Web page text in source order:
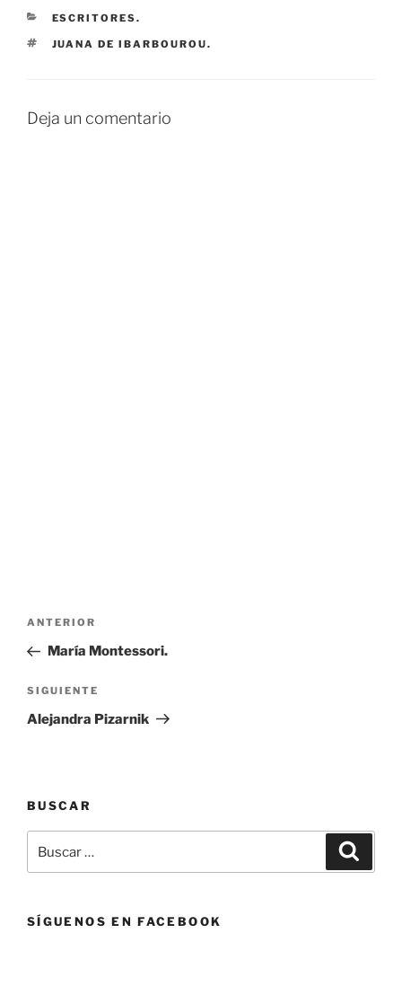
CATEGORÍAS
ESCRITORES.
ETIQUETAS
JUANA DE IBARBOUROU.
Deja un comentario
Navegación
entradas
Entrada
anterior:
ANTERIOR
María Montessori.
Siguiente
entrada
SIGUIENTE
Alejandra Pizarnik
BUSCAR
por:
SÍGUENOS EN FACEBOOK